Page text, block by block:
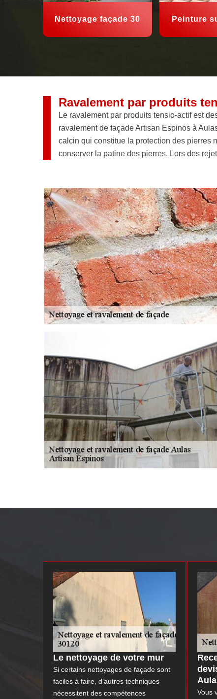
Nettoyage façade 30 Peinture
Ravalement par produits
Le ravalement par produits tensio-actif est
ravalement de façade Artisan Espinos à
calcin qui constitue la protection des pierres
conserver la patine des pierres. Lors des
Le nettoyage de votre mur
Si certains nettoyages de façade sont
faciles à faire, d’autres techniques
nécessitent des compétences
Vous